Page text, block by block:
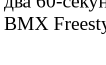
BMX